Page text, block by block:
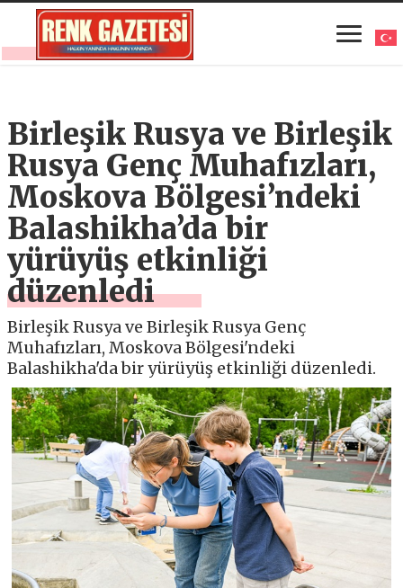
Birleşik Rusya ve Birleşik
Rusya Genç Muhafızları,
Moskova Bölgesi’ndeki
Balashikha’da bir
yürüyüş etkinliği
düzenledi
Birleşik Rusya ve Birleşik Rusya Genç
Muhafızları, Moskova Bölgesi'ndeki
Balashikha'da bir yürüyüş etkinliği düzenledi.